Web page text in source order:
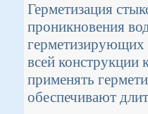
Герметизация
проникновения
герметизирующих
всей конструкции
применять
обеспечивают